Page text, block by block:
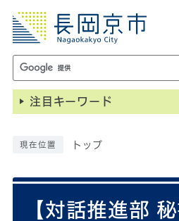
注目キーワード
現在位置 トップ
【対話推進部